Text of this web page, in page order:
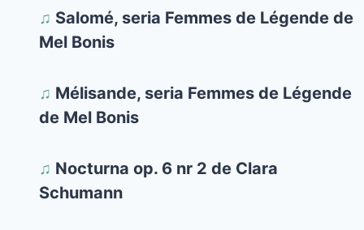
♫ Salomé, seria Femmes de Légende de
Mel Bonis
♫ Mélisande, seria Femmes de Légende
de Mel Bonis
♫ Nocturna op. 6 nr 2 de Clara
Schumann